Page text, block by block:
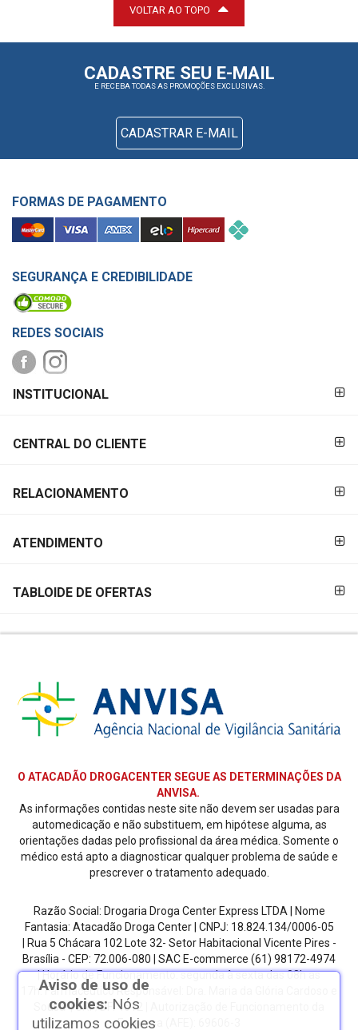
VOLTAR AO TOPO
CADASTRE SEU E-MAIL
E RECEBA TODAS AS PROMOÇÕES EXCLUSIVAS.
CADASTRAR E-MAIL
FORMAS DE PAGAMENTO
SEGURANÇA E CREDIBILIDADE
REDES SOCIAIS
PAGAMENTO
INSTITUCIONAL
CENTRAL DO CLIENTE
RELACIONAMENTO
ATENDIMENTO
TABLOIDE DE OFERTAS
O ATACADÃO DROGACENTER SEGUE AS DETERMINAÇÕES DA
ANVISA.
As informações contidas neste site não devem ser usadas para
automedicação e não substituem, em hipótese alguma, as
orientações dadas pelo profissional da área médica. Somente o
médico está apto a diagnosticar qualquer problema de saúde e
prescrever o tratamento adequado.
Razão Social: Drogaria Droga Center Express LTDA | Nome
Fantasia: Atacadão Droga Center | CNPJ: 18.824.134/0006-05
| Rua 5 Chácara 102 Lote 32- Setor Habitacional Vicente Pires -
Brasília - CEP: 72.006-080
| SAC E-commerce (61) 98172-4974
| Horário de Funcionamento: segunda à sexta das 08h as
17h.Farmacêutico Responsável: Dra. Maria da Glória Cardoso e
Sousa | CRF/DF: 4612 | Autorização de Funcionamento da
Empresa (AFE): 69606-3
Aviso de uso de
cookies: Nós
utilizamos cookies